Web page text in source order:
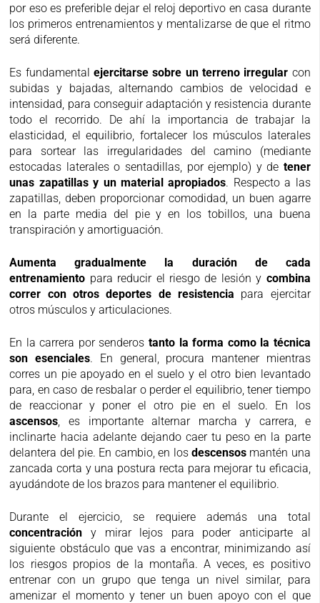
por eso es preferible dejar el reloj deportivo en casa durante
los primeros entrenamientos y mentalizarse de que el ritmo
será diferente.
Es fundamentalejercitarse sobre un terreno irregular con
subidas y bajadas, alternando cambios de velocidad e
intensidad, para conseguir adaptación y resistencia durante
todo el recorrido. De ahí la importancia de trabajar la
elasticidad, el equilibrio, fortalecer los músculos laterales
para sortear las irregularidades del camino (mediante
estocadas laterales o sentadillas, por ejemplo) y de tener
unas zapatillas y un material apropiados. Respecto a las
zapatillas, deben proporcionar comodidad, un buen agarre
en la parte media del pie y en los tobillos, una buena
transpiración y amortiguación.
Aumenta gradualmente la duración de cada
entrenamiento para reducir el riesgo de lesión y combina
correr con otros deportes de resistencia para ejercitar
otros músculos y articulaciones.
En la carrera por senderos tanto la forma como la técnica
son esenciales. En general, procura mantener mientras
corres un pie apoyado en el suelo y el otro bien levantado
para, en caso de resbalar o perder el equilibrio, tener tiempo
de reaccionar y poner el otro pie en el suelo. En los
ascensos, es importante alternar marcha y carrera, e
inclinarte hacia adelante dejando caer tu peso en la parte
delantera del pie. En cambio, en los descensosmantén una
zancada corta y una postura recta para mejorar tu eficacia,
ayudándote de los brazos para mantener el equilibrio.
Durante el ejercicio, se requiere además una total
concentración y mirar lejos para poder anticiparte al
siguiente obstáculo que vas a encontrar, minimizando así
los riesgos propios de la montaña. A veces, es positivo
entrenar con un grupo que tenga un nivel similar, para
amenizar el momento y tener un buen apoyo con el que